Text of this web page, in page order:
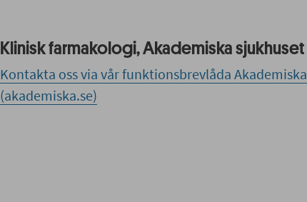
Klinisk farmakologi, Akademiska sjukhuset
Kontakta oss via vår funktionsbrevlåda
(akademiska.se)